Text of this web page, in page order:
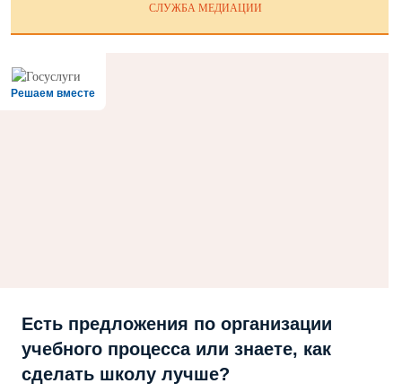
СЛУЖБА МЕДИАЦИИ
Решаем вместе
Есть предложения по организации
учебного процесса или знаете, как
сделать школу лучше?